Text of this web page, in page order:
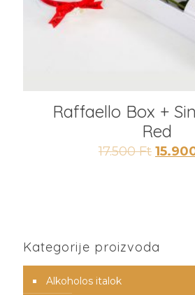
Raffaello Box +
Red
17.500Ft
Kategorije proizvoda
Alkoholos italok